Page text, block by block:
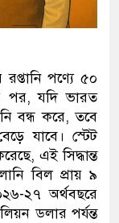
রপ্তানি পণ্যে ৫০
পর, যদি ভারত
বন্ধ করে, তবে
যাবে। স্টেট
এই সিদ্ধান্ত
বিল প্রায় ৯
২৭ অর্থবছরে
ডলার পর্যন্ত